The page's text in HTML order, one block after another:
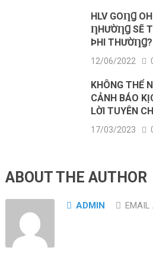
HLV GOȠꞬ
ȠHƯỜȠꞬ SẼ
ÞHI ТHƯỜȠꞬ?
12/06/2022
KHÔNG THỂ
CẢNH BÁO
LỜI TUYÊN
17/03/2023
ABOUT THE AUTHOR
ADMIN EMAIL